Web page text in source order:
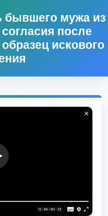
бывшего мужа из
после
искового